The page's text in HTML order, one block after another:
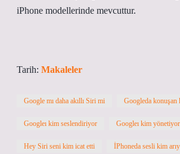
iPhone modellerinde mevcuttur.
Tarih: Makaleler
Google mı daha akıllı Siri mi Googleda konuşan
Googleı kim seslendiriyor Googleı kim yönetiyor
Hey Siri seni kim icat etti İPhoneda sesli kim